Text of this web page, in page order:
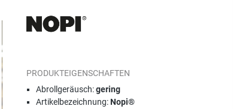
PRODUKTEIGENSCHAFTEN
Abrollgeräusch:gering
Artikelbezeichnung:Nopi®